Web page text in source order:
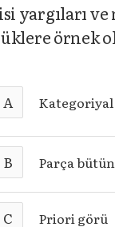
yargıları
örnek
A
B Parça
C Priori görü